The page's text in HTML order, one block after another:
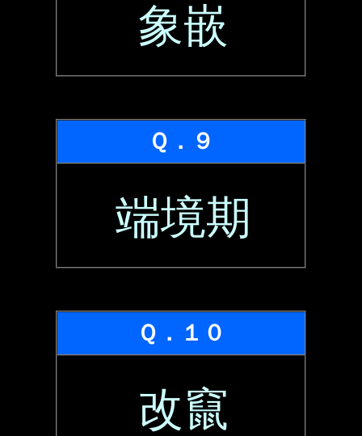
象嵌
Ｑ．９
端境期
Ｑ．１０
改竄